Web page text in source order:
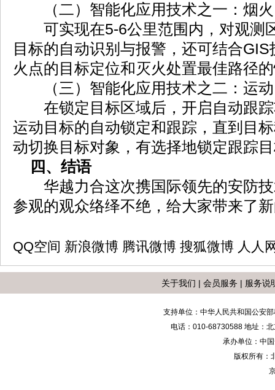
（二）智能化应用技术之一：烟火
可实现在5-6公里范围内，对观测
目标的自动识别与报警，还可结合
火点的目标定位和灭火处置最佳路径
（三）智能化应用技术之二：运动
在锁定目标区域后，开启自动跟踪
运动目标的自动锁定和跟踪，直到目
动切换目标对象，有选择地锁定跟踪
四、结语
华越力合这次携国际领先的安防技
参观的观众络绎不绝，给大家带来了
QQ空间 新浪微博 腾讯微博 搜狐微博 人人
关于我们 | 会员服务 | 服务说
支持单位：中华人民共和国公安
电话：010-68730588 地址：
承办单位：中
版权所有：